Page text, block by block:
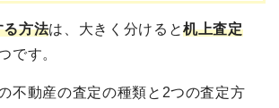
る方法は、大きく分けると机上査定
です。
不動産の査定の種類と2つの査定方